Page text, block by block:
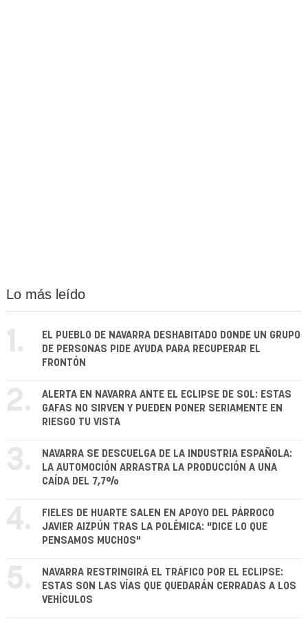
Lo más leído
1.
EL PUEBLO DE NAVARRA DESHABITADO DONDE UN GRUPO
DE PERSONAS PIDE AYUDA PARA RECUPERAR EL
FRONTÓN
2.
ALERTA EN NAVARRA ANTE EL ECLIPSE DE SOL: ESTAS
GAFAS NO SIRVEN Y PUEDEN PONER SERIAMENTE EN
RIESGO TU VISTA
3.
NAVARRA SE DESCUELGA DE LA INDUSTRIA ESPAÑOLA:
LA AUTOMOCIÓN ARRASTRA LA PRODUCCIÓN A UNA
CAÍDA DEL 7,7%
4.
FIELES DE HUARTE SALEN EN APOYO DEL PÁRROCO
JAVIER AIZPÚN TRAS LA POLÉMICA: "DICE LO QUE
PENSAMOS MUCHOS"
5.
NAVARRA RESTRINGIRÁ EL TRÁFICO POR EL ECLIPSE:
ESTAS SON LAS VÍAS QUE QUEDARÁN CERRADAS A LOS
VEHÍCULOS